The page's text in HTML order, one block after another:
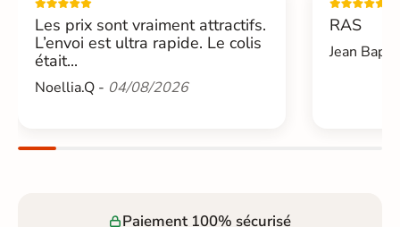
Les prix sont vraiment attractifs.
L’envoi est ultra rapide. Le colis
était...
Noellia.Q - 04/08/2026
RAS
Jean
Paiement 100% sécurisé